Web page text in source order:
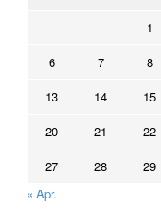
1
6 7 8
13 14 15
20 21 22
27 28 29
« Apr.